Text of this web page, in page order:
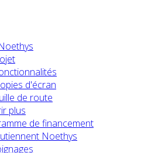
d'écran
de route
plus
de financement
Noethys